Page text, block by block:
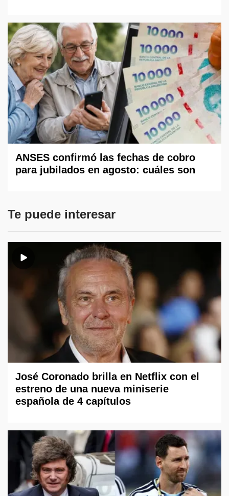
ANSES confirmó las fechas de cobro
para jubilados en agosto: cuáles son
Te puede interesar
José Coronado brilla en Netflix con el
estreno de una nueva miniserie
española de 4 capítulos